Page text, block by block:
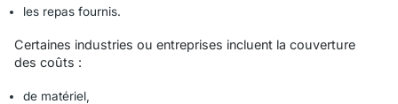
les repas fournis.
Certaines industries ou entreprises incluent la couverture
des coûts :
de matériel,